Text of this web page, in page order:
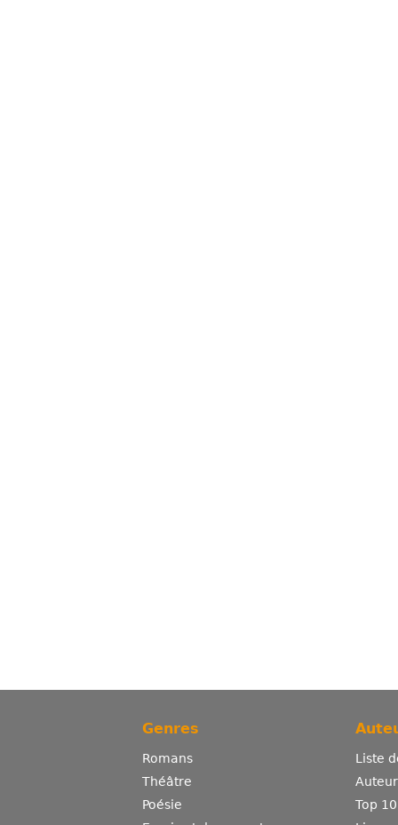
Genres
Romans
Théâtre
Poésie
Liste
Top